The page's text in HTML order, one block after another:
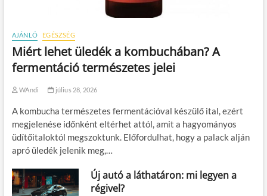
AJÁNLÓ EGÉSZSÉG
Miért lehet üledék a kombuchában? A
fermentáció természetes jelei
WAndi július 28, 2026
A kombucha természetes fermentációval készülő ital, ezért
megjelenése időnként eltérhet attól, amit a hagyományos
üdítőitaloktól megszoktunk. Előfordulhat, hogy a palack alján
apró üledék jelenik meg,…
Új autó a láthatáron: mi legyen a
régivel?